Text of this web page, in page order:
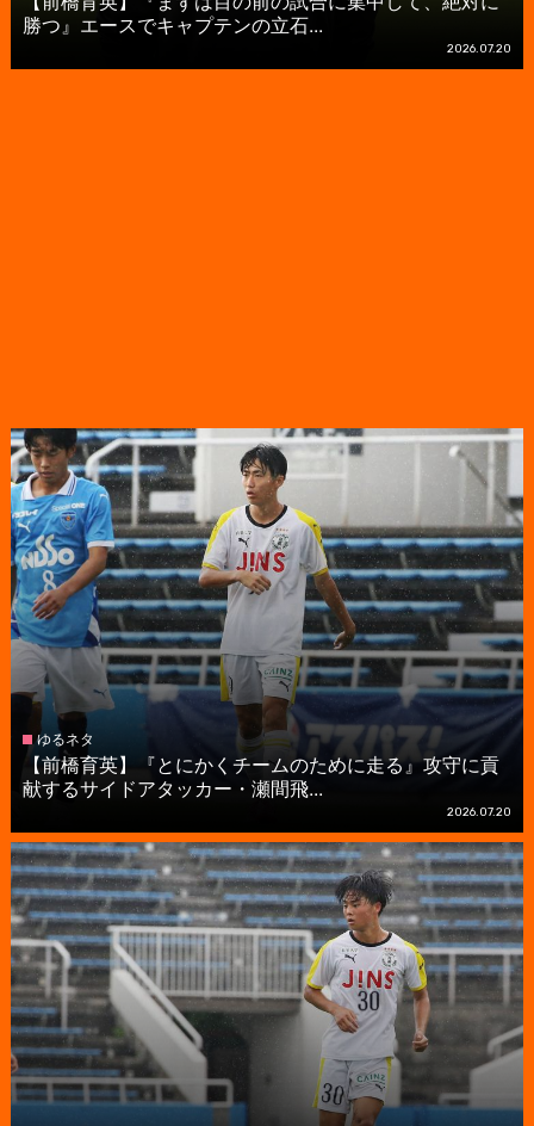
勝つ』エースでキャプテンの立石...
2026.07.20
ゆるネタ
【前橋育英】『とにかくチームのために走る』攻守に貢
献するサイドアタッカー・瀬間飛...
2026.07.20